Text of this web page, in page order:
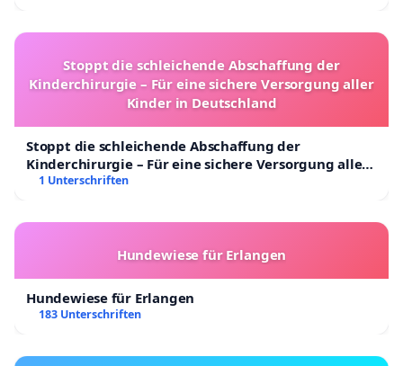
Stoppt die schleichende Abschaffung der
Kinderchirurgie – Für eine sichere Versorgung aller
Kinder in Deutschland
Stoppt die schleichende Abschaffung der
Kinderchirurgie – Für eine sichere Versorgung aller
Kinder in Deutschland
1 Unterschriften
Hundewiese für Erlangen
Hundewiese für Erlangen
183 Unterschriften